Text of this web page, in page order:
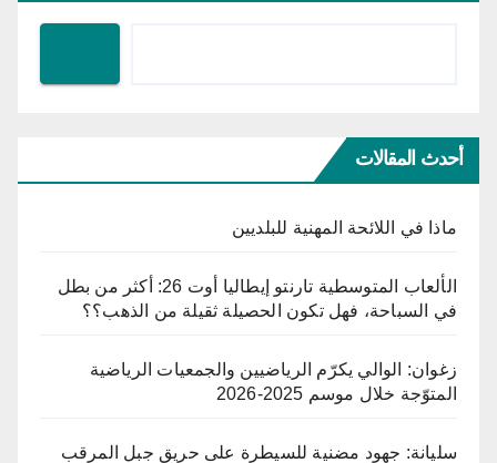
أحدث المقالات
ماذا في اللائحة المهنية للبلديين
الألعاب المتوسطية تارنتو إيطاليا أوت 26: أكثر من بطل
في السباحة، فهل تكون الحصيلة ثقيلة من الذهب؟؟
زغوان: الوالي يكرّم الرياضيين والجمعيات الرياضية
المتوّجة خلال موسم 2025-2026
سليانة: جهود مضنية للسيطرة على حريق جبل المرقب